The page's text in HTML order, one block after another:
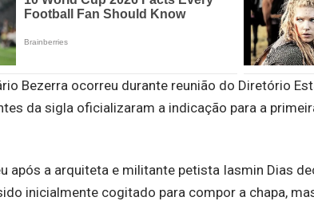
Bezerra ocorreu durante reunião do Diretório
da sigla oficializaram a indicação para a
após a arquiteta e militante petista Iasmin Dias
inicialmente cogitado para compor a chapa,